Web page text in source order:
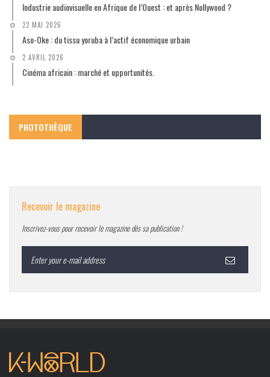
Industrie audiovisuelle en Afrique de l’Ouest : et après Nollywood ?
22 MAI 2026
Aso-Oke : du tissu yoruba à l’actif économique urbain
2 AVRIL 2026
Cinéma africain : marché et opportunités.
PHOTOTHÈQUE
Recevoir le magazine
Inscrivez-vous pour recevoir le magazine dès sa publication !